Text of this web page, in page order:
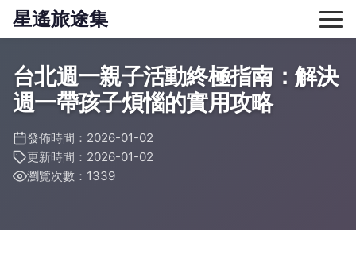
星遙旅途集
台北週一親子活動終極指南：解決
週一帶孩子煩惱的實用攻略
發佈時間：2026-01-02
更新時間：2026-01-02
瀏覽次數：1339